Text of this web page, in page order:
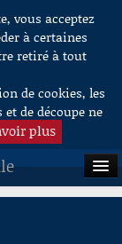
vous acceptez
à certaines
retiré à tout
de cookies, les
de découpe ne
plus